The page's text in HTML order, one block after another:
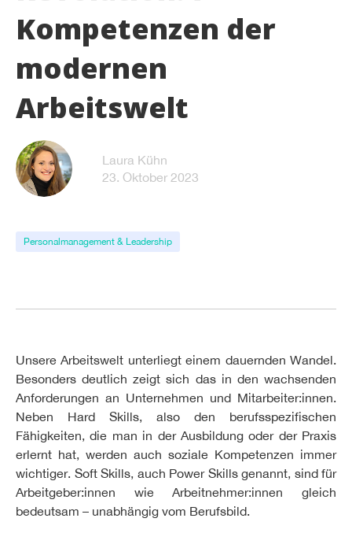
Kompetenzen der
modernen
Arbeitswelt
Laura Kühn
23. Oktober 2023
Personalmanagement & Leadership
Unsere Arbeitswelt unterliegt einem dauernden Wandel.
Besonders deutlich zeigt sich das in den wachsenden
Anforderungen an Unternehmen und Mitarbeiter:innen.
Neben Hard Skills, also den berufsspezifischen
Fähigkeiten, die man in der Ausbildung oder der Praxis
erlernt hat, werden auch soziale Kompetenzen immer
wichtiger. Soft Skills, auch Power Skills genannt, sind für
Arbeitgeber:innen wie Arbeitnehmer:innen gleich
bedeutsam – unabhängig vom Berufsbild.